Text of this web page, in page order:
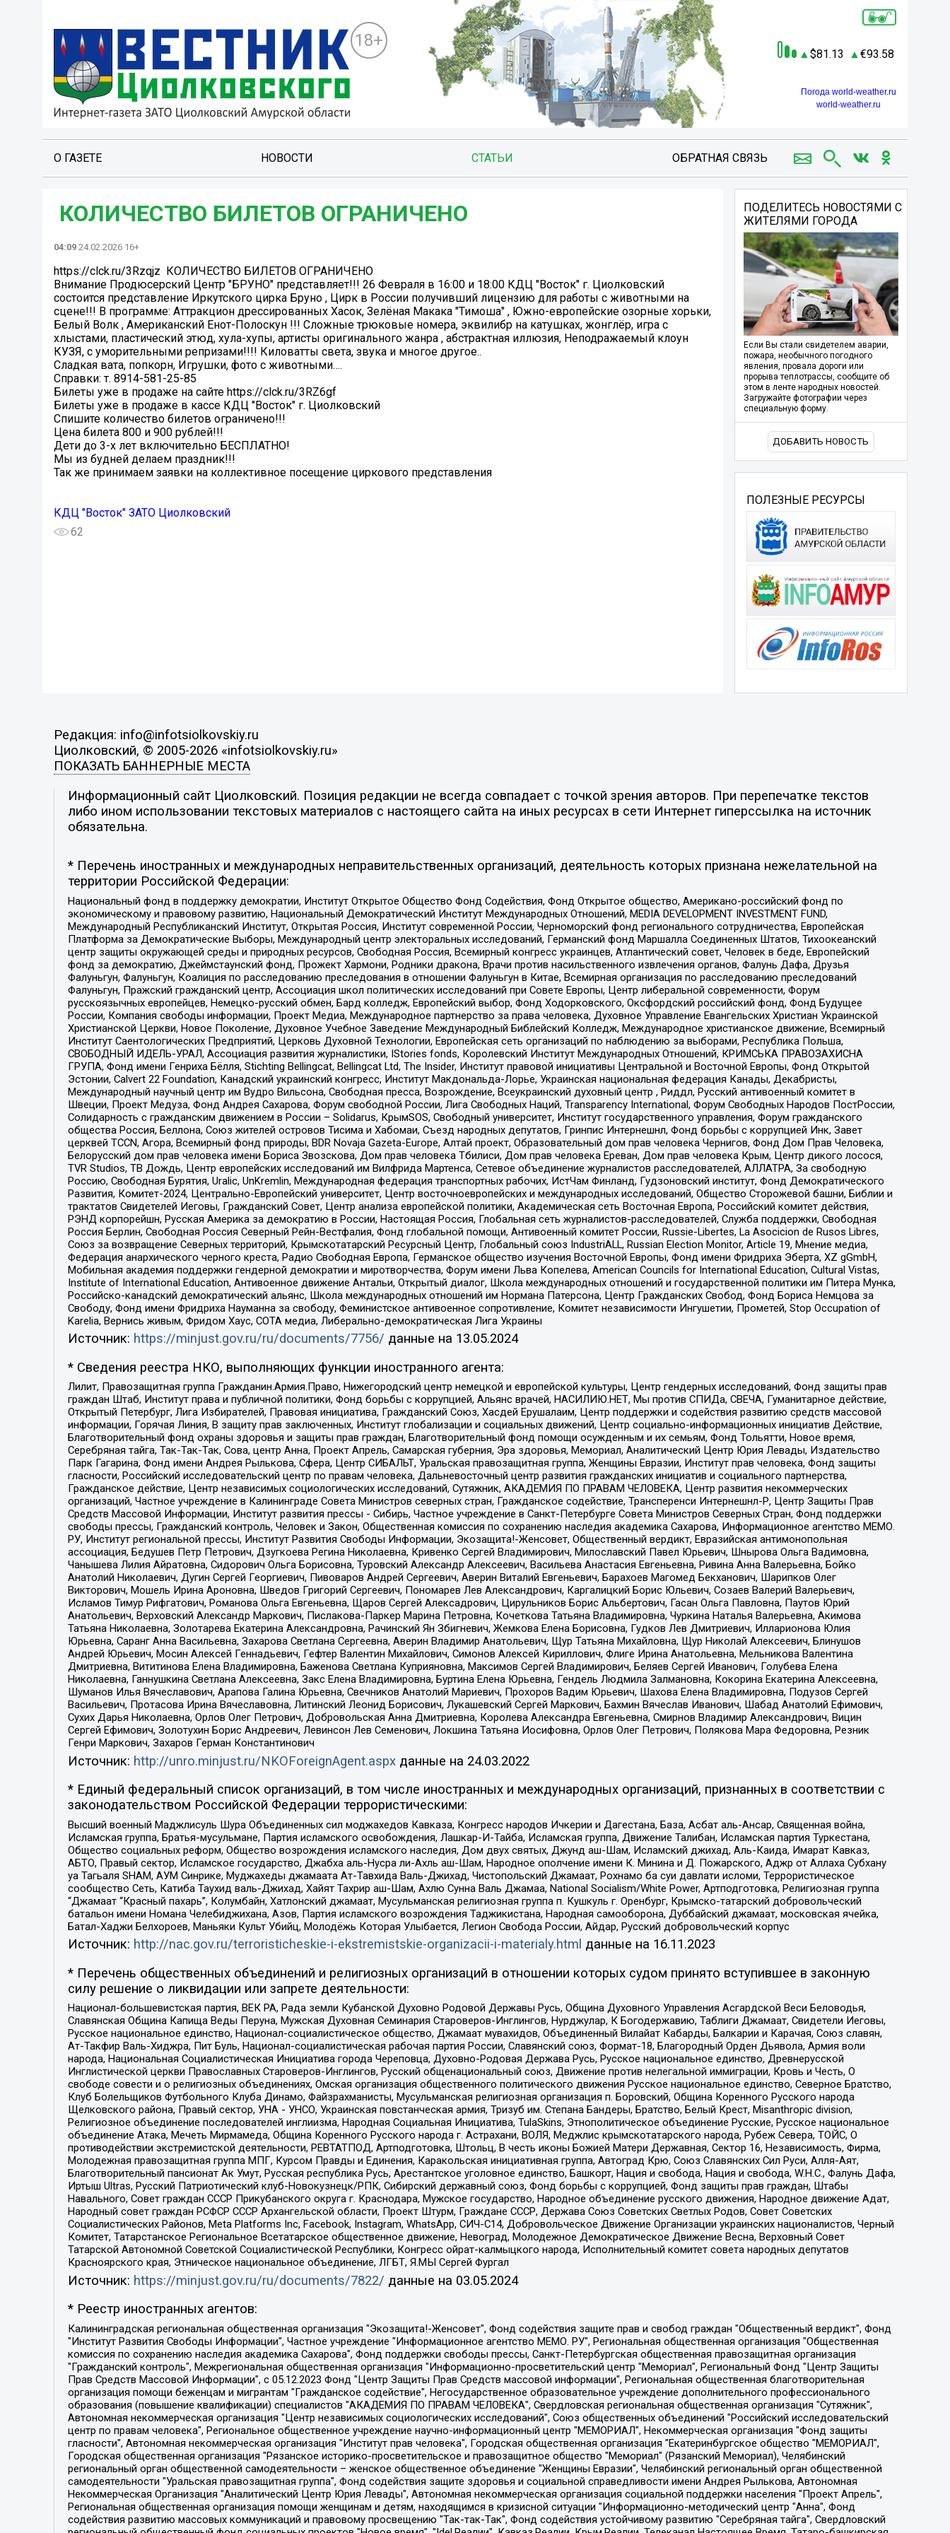
18+
81.13 93.58
Погода world-weather.ru
world-weather.ru
О ГАЗЕТЕ НОВОСТИ СТАТЬИ ОБРАТНАЯ СВЯЗЬ
️ КОЛИЧЕСТВО БИЛЕТОВ ОГРАНИЧЕНО️
04:09 24.02.2026 16+
https://clck.ru/3Rzqjz ️ КОЛИЧЕСТВО БИЛЕТОВ ОГРАНИЧЕНО️
Внимание Продюсерский Центр "БРУНО" представляет!!! 26 Февраля в 16:00 и 18:00 КДЦ "Восток" г. Циолковский
состоится представление Иркутского цирка Бруно , Цирк в России получивший лицензию для работы с животными на
сцене!!! В программе: Аттракцион дрессированных Хасок, Зелёная Макака "Тимоша" , Южно-европейские озорные хорьки,
Белый Волк , Американский Енот-Полоскун !!! Сложные трюковые номера, эквилибр на катушках, жонглёр, игра с
хлыстами, пластический этюд, хула-хупы, артисты оригинального жанра , абстрактная иллюзия, Неподражаемый клоун
КУЗЯ, с уморительными репризами!!!! Киловатты света, звука и многое другое..
Сладкая вата, попкорн, Игрушки, фото с животными….
Справки: т. 8914-581-25-85
Билеты уже в продаже на сайте https://clck.ru/3RZ6gf
Билеты уже в продаже в кассе КДЦ "Восток" г. Циолковский
Спишите количество билетов ограничено!!!
Цена билета 800 и 900 рублей!!!
Дети до 3-х лет включительно БЕСПЛАТНО!
Мы из будней делаем праздник!!!
️Так же принимаем заявки на коллективное посещение циркового представления️
КДЦ "Восток" ЗАТО Циолковский
62
ПОДЕЛИТЕСЬ НОВОСТЯМИ С
ЖИТЕЛЯМИ ГОРОДА
Если Вы стали свидетелем аварии,
пожара, необычного погодного
явления, провала дороги или
прорыва теплотрассы, сообщите об
этом в ленте народных новостей.
Загружайте фотографии через
специальную форму.
ДОБАВИТЬ НОВОСТЬ
ПОЛЕЗНЫЕ РЕСУРСЫ
Редакция: info@infotsiolkovskiy.ru
Циолковский, © 2005-2026 «infotsiolkovskiy.ru»
ПОКАЗАТЬ БАННЕРНЫЕ МЕСТА
Информационный сайт Циолковский. Позиция редакции не всегда совпадает с точкой зрения авторов. При перепечатке текстов
либо ином использовании текстовых материалов с настоящего сайта на иных ресурсах в сети Интернет гиперссылка на источник
обязательна.
* Перечень иностранных и международных неправительственных организаций, деятельность которых признана нежелательной на
территории Российской Федерации:
Национальный фонд в поддержку демократии, Институт Открытое Общество Фонд Содействия, Фонд Открытое общество, Американо-российский фонд по
экономическому и правовому развитию, Национальный Демократический Институт Международных Отношений, MEDIA DEVELOPMENT INVESTMENT FUND,
Международный Республиканский Институт, Открытая Россия, Институт современной России, Черноморский фонд регионального сотрудничества, Европейская
Платформа за Демократические Выборы, Международный центр электоральных исследований, Германский фонд Маршалла Соединенных Штатов, Тихоокеанский
центр защиты окружающей среды и природных ресурсов, Свободная Россия, Всемирный конгресс украинцев, Атлантический совет, Человек в беде, Европейский
фонд за демократию, Джеймстаунский фонд, Прожект Хармони, Родники дракона, Врачи против насильственного извлечения органов, Фалунь Дафа, Друзья
Фалуньгун, Фалуньгун, Коалиция по расследованию преследования в отношении Фалуньгун в Китае, Всемирная организация по расследованию преследований
Фалуньгун, Пражский гражданский центр, Ассоциация школ политических исследований при Совете Европы, Центр либеральной современности, Форум
русскоязычных европейцев, Немецко-русский обмен, Бард колледж, Европейский выбор, Фонд Ходорковского, Оксфордский российский фонд, Фонд Будущее
России, Компания свободы информации, Проект Медиа, Международное партнерство за права человека, Духовное Управление Евангельских Христиан Украинской
Христианской Церкви, Новое Поколение, Духовное Учебное Заведение Международный Библейский Колледж, Международное христианское движение, Всемирный
Институт Саентологических Предприятий, Церковь Духовной Технологии, Европейская сеть организаций по наблюдению за выборами, Республика Польша,
СВОБОДНЫЙ ИДЕЛЬ-УРАЛ, Ассоциация развития журналистики, IStories fonds, Королевский Институт Международных Отношений, КРИМСЬКА ПРАВОЗАХИСНА
ГРУПА, Фонд имени Генриха Бёлля, Stichting Bellingcat, Bellingcat Ltd, The Insider, Институт правовой инициативы Центральной и Восточной Европы, Фонд Открытой
Эстонии, Calvert 22 Foundation, Канадский украинский конгресс, Институт Макдональда-Лорье, Украинская национальная федерация Канады, Декабристы,
Международный научный центр им Вудро Вильсона, Свободная пресса, Возрождение, Всеукраинский духовный центр , Риддл, Русский антивоенный комитет в
Швеции, Проект Медуза, Фонд Андрея Сахарова, Форум свободной России, Лига Свободных Наций, Transparеncy International, Форум Свободных Народов ПостРоссии,
Солидарность с гражданским движением в России – Solidarus, КрымSOS, Свободный университет, Институт государственного управления, Форум гражданского
общества Россия, Беллона, Союз жителей островов Тисима и Хабомаи, Съезд народных депутатов, Гринпис Интернешнл, Фонд борьбы с коррупцией Инк, Завет
церквей TCCN, Агора, Всемирный фонд природы, BDR Novaja Gazeta-Europe, Алтай проект, Образовательный дом прав человека Чернигов, Фонд Дом Прав Человека,
Белорусский дом прав человека имени Бориса Звозскова, Дом прав человека Тбилиси, Дом прав человека Ереван, Дом прав человека Крым, Центр дикого лосося,
TVR Studios, ТВ Дождь, Центр европейских исследований им Вилфрида Мартенса, Сетевое объединение журналистов расследователей, АЛЛАТРА, За свободную
Россию, Свободная Бурятия, Uralic, UnKremlin, Международная федерация транспортных рабочих, ИстЧам Финланд, Гудзоновский институт, Фонд Демократического
Развития, Комитет-2024, Центрально-Европейский университет, Центр восточноевропейских и международных исследований, Общество Сторожевой башни, Библии и
трактатов Свидетелей Иеговы, Гражданский Совет, Центр анализа европейской политики, Академическая сеть Восточная Европа, Российский комитет действия,
РЭНД корпорейшн, Русская Америка за демократию в России, Настоящая Россия, Глобальная сеть журналистов-расследователей, Служба поддержки, Свободная
Россия Берлин, Свободная Россия Северный Рейн-Вестфалия, Фонд глобальной помощи, Антивоенный комитет России, Russie-Libertes, La Asocicion de Rusos Libres,
Союз за возвращение Северных территорий, Крымскотатарский Ресурсный Центр, Глобальный союз IndustriALL, Russian Election Monitor, Article 19, Мнение медиа,
Федерация анархического черного креста, Радио Свободная Европа, Германское общество изучения Восточной Европы, Фонд имени Фридриха Эберта, XZ gGmbH,
Мобильная академия поддержки гендерной демократии и миротворчества, Форум имени Льва Копелева, American Councils for International Education, Cultural Vistas,
Institute of International Education, Антивоенное движение Антальи, Открытый диалог, Школа международных отношений и государственной политики им Питера Мунка,
Российско-канадский демократический альянс, Школа международных отношений им Нормана Патерсона, Центр Гражданских Свобод, Фонд Бориса Немцова за
Свободу, Фонд имени Фридриха Науманна за свободу, Феминистское антивоенное сопротивление, Комитет независимости Ингушетии, Прометей, Stop Occupation of
Karelia, Вернись живым, Фридом Хаус, СОТА медиа, Либерально-демократическая Лига Украины
Источник: https://minjust.gov.ru/ru/documents/7756/ данные на 13.05.2024
* Сведения реестра НКО, выполняющих функции иностранного агента:
Лилит, Правозащитная группа Гражданин.Армия.Право, Нижегородский центр немецкой и европейской культуры, Центр гендерных исследований, Фонд защиты прав
граждан Штаб, Институт права и публичной политики, Фонд борьбы с коррупцией, Альянс врачей, НАСИЛИЮ.НЕТ, Мы против СПИДа, СВЕЧА, Гуманитарное действие,
Открытый Петербург, Лига Избирателей, Правовая инициатива, Гражданский Союз, Хасдей Ерушалаим, Центр поддержки и содействия развитию средств массовой
информации, Горячая Линия, В защиту прав заключенных, Институт глобализации и социальных движений, Центр социально-информационных инициатив Действие,
Благотворительный фонд охраны здоровья и защиты прав граждан, Благотворительный фонд помощи осужденным и их семьям, Фонд Тольятти, Новое время,
Серебряная тайга, Так-Так-Так, Сова, центр Анна, Проект Апрель, Самарская губерния, Эра здоровья, Мемориал, Аналитический Центр Юрия Левады, Издательство
Парк Гагарина, Фонд имени Андрея Рылькова, Сфера, Центр СИБАЛЬТ, Уральская правозащитная группа, Женщины Евразии, Институт прав человека, Фонд защиты
гласности, Российский исследовательский центр по правам человека, Дальневосточный центр развития гражданских инициатив и социального партнерства,
Гражданское действие, Центр независимых социологических исследований, Сутяжник, АКАДЕМИЯ ПО ПРАВАМ ЧЕЛОВЕКА, Центр развития некоммерческих
организаций, Частное учреждение в Калининграде Совета Министров северных стран, Гражданское содействие, Трансперенси Интернешнл-Р, Центр Защиты Прав
Средств Массовой Информации, Институт развития прессы - Сибирь, Частное учреждение в Санкт-Петербурге Совета Министров Северных Стран, Фонд поддержки
свободы прессы, Гражданский контроль, Человек и Закон, Общественная комиссия по сохранению наследия академика Сахарова, Информационное агентство МЕМО.
РУ, Институт региональной прессы, Институт Развития Свободы Информации, Экозащита!-Женсовет, Общественный вердикт, Евразийская антимонопольная
ассоциация, Бедушев Петр Петрович, Дзугкоева Регина Николаевна, Кривенко Сергей Владимирович, Милославский Павел Юрьевич, Шнырова Ольга Вадимовна,
Чанышева Лилия Айратовна, Сидорович Ольга Борисовна, Туровский Александр Алексеевич, Васильева Анастасия Евгеньевна, Ривина Анна Валерьевна, Бойко
Анатолий Николаевич, Дугин Сергей Георгиевич, Пивоваров Андрей Сергеевич, Аверин Виталий Евгеньевич, Барахоев Магомед Бекханович, Шарипков Олег
Викторович, Мошель Ирина Ароновна, Шведов Григорий Сергеевич, Пономарев Лев Александрович, Каргалицкий Борис Юльевич, Созаев Валерий Валерьевич,
Исламов Тимур Рифгатович, Романова Ольга Евгеньевна, Щаров Сергей Алексадрович, Цирульников Борис Альбертович, Гасан Ольга Павловна, Паутов Юрий
Анатольевич, Верховский Александр Маркович, Пислакова-Паркер Марина Петровна, Кочеткова Татьяна Владимировна, Чуркина Наталья Валерьевна, Акимова
Татьяна Николаевна, Золотарева Екатерина Александровна, Рачинский Ян Збигневич, Жемкова Елена Борисовна, Гудков Лев Дмитриевич, Илларионова Юлия
Юрьевна, Саранг Анна Васильевна, Захарова Светлана Сергеевна, Аверин Владимир Анатольевич, Щур Татьяна Михайловна, Щур Николай Алексеевич, Блинушов
Андрей Юрьевич, Мосин Алексей Геннадьевич, Гефтер Валентин Михайлович, Симонов Алексей Кириллович, Флиге Ирина Анатольевна, Мельникова Валентина
Дмитриевна, Вититинова Елена Владимировна, Баженова Светлана Куприяновна, Максимов Сергей Владимирович, Беляев Сергей Иванович, Голубева Елена
Николаевна, Ганнушкина Светлана Алексеевна, Закс Елена Владимировна, Буртина Елена Юрьевна, Гендель Людмила Залмановна, Кокорина Екатерина Алексеевна,
Шуманов Илья Вячеславович, Арапова Галина Юрьевна, Свечников Анатолий Мариевич, Прохоров Вадим Юрьевич, Шахова Елена Владимировна, Подузов Сергей
Васильевич, Протасова Ирина Вячеславовна, Литинский Леонид Борисович, Лукашевский Сергей Маркович, Бахмин Вячеслав Иванович, Шабад Анатолий Ефимович,
Сухих Дарья Николаевна, Орлов Олег Петрович, Добровольская Анна Дмитриевна, Королева Александра Евгеньевна, Смирнов Владимир Александрович, Вицин
Сергей Ефимович, Золотухин Борис Андреевич, Левинсон Лев Семенович, Локшина Татьяна Иосифовна, Орлов Олег Петрович, Полякова Мара Федоровна, Резник
Генри Маркович, Захаров Герман Константинович
Источник: http://unro.minjust.ru/NKOForeignAgent.aspxданные на 24.03.2022
* Единый федеральный список организаций, в том числе иностранных и международных организаций, признанных в соответствии с
законодательством Российской Федерации террористическими:
Высший военный Маджлисуль Шура Объединенных сил моджахедов Кавказа, Конгресс народов Ичкерии и Дагестана, База, Асбат аль-Ансар, Священная война,
Исламская группа, Братья-мусульмане, Партия исламского освобождения, Лашкар-И-Тайба, Исламская группа, Движение Талибан, Исламская партия Туркестана,
Общество социальных реформ, Общество возрождения исламского наследия, Дом двух святых, Джунд аш-Шам, Исламский джихад, Аль-Каида, Имарат Кавказ,
АБТО, Правый сектор, Исламское государство, Джабха аль-Нусра ли-Ахль аш-Шам, Народное ополчение имени К. Минина и Д. Пожарского, Аджр от Аллаха Субхану
уа Тагьаля SHAM, АУМ Синрике, Муджахеды джамаата Ат-Тавхида Валь-Джихад, Чистопольский Джамаат, Рохнамо ба суи давлати исломи, Террористическое
сообщество Сеть, Катиба Таухид валь-Джихад, Хайят Тахрир аш-Шам, Ахлю Сунна Валь Джамаа, National Socialism/White Power, Артподготовка, Религиозная группа
“Джамаат “Красный пахарь”, Колумбайн, Хатлонский джамаат, Мусульманская религиозная группа п. Кушкуль г. Оренбург, Крымско-татарский добровольческий
батальон имени Номана Челебиджихана, Азов, Партия исламского возрождения Таджикистана, Народная самооборона, Дуббайский джамаат, московская ячейка,
Батал-Хаджи Белхороев, Маньяки Культ Убийц, Молодёжь Которая Улыбается, Легион Свобода России, Айдар, Русский добровольческий корпус
Источник: http://nac.gov.ru/terroristicheskie-i-ekstremistskie-organizacii-i-materialy.html данные на 16.11.2023
* Перечень общественных объединений и религиозных организаций в отношении которых судом принято вступившее в законную
силу решение о ликвидации или запрете деятельности:
Национал-большевистская партия, ВЕК РА, Рада земли Кубанской Духовно Родовой Державы Русь, Община Духовного Управления Асгардской Веси Беловодья,
Славянская Община Капища Веды Перуна, Мужская Духовная Семинария Староверов-Инглингов, Нурджулар, К Богодержавию, Таблиги Джамаат, Свидетели Иеговы,
Русское национальное единство, Национал-социалистическое общество, Джамаат мувахидов, Объединенный Вилайат Кабарды, Балкарии и Карачая, Союз славян,
Ат-Такфир Валь-Хиджра, Пит Буль, Национал-социалистическая рабочая партия России, Славянский союз, Формат-18, Благородный Орден Дьявола, Армия воли
народа, Национальная Социалистическая Инициатива города Череповца, Духовно-Родовая Держава Русь, Русское национальное единство, Древнерусской
Инглистической церкви Православных Староверов-Инглингов, Русский общенациональный союз, Движение против нелегальной иммиграции, Кровь и Честь, О
свободе совести и о религиозных объединениях, Омская организация общественного политического движения Русское национальное единство, Северное Братство,
Клуб Болельщиков Футбольного Клуба Динамо, Файзрахманисты, Мусульманская религиозная организация п. Боровский, Община Коренного Русского народа
Щелковского района, Правый сектор, УНА - УНСО, Украинская повстанческая армия, Тризуб им. Степана Бандеры, Братство, Белый Крест, Misanthropic division,
Религиозное объединение последователей инглиизма, Народная Социальная Инициатива, TulaSkins, Этнополитическое объединение Русские, Русское национальное
объединение Атака, Мечеть Мирмамеда, Община Коренного Русского народа г. Астрахани, ВОЛЯ, Меджлис крымскотатарского народа, Рубеж Севера, ТОЙС, О
противодействии экстремистской деятельности, РЕВТАТПОД, Артподготовка, Штольц, В честь иконы Божией Матери Державная, Сектор 16, Независимость, Фирма,
Молодежная правозащитная группа МПГ, Курсом Правды и Единения, Каракольская инициативная группа, Автоград Крю, Союз Славянских Сил Руси, Алля-Аят,
Благотворительный пансионат Ак Умут, Русская республика Русь, Арестантское уголовное единство, Башкорт, Нация и свобода, Нация и свобода, W.H.С., Фалунь Дафа,
Иртыш Ultras, Русский Патриотический клуб-Новокузнецк/РПК, Сибирский державный союз, Фонд борьбы с коррупцией, Фонд защиты прав граждан, Штабы
Навального, Совет граждан СССР Прикубанского округа г. Краснодара, Мужское государство, Народное объединение русского движения, Народное движение Адат,
Народный совет граждан РСФСР СССР Архангельской области, Проект Штурм, Граждане СССР, Держава Союз Советских Светлых Родов, Совет Советских
Социалистических Районов, Meta Platforms Inc, Facebook, Instagram, WhatsApp, СИЧ-С14, Добровольческое Движение Организации украинских националистов, Черный
Комитет, Татарстанское Региональное Всетатарское общественное движение, Невоград, Молодежное Демократическое Движение Весна, Верховный Совет
Татарской Автономной Советской Социалистической Республики, Конгресс ойрат-калмыцкого народа, Исполнительный комитет совета народных депутатов
Красноярского края, Этническое национальное объединение, ЛГБТ, Я.МЫ Сергей Фургал
Источник: https://minjust.gov.ru/ru/documents/7822/ данные на 03.05.2024
* Реестр иностранных агентов:
Калининградская региональная общественная организация "Экозащита!-Женсовет", Фонд содействия защите прав и свобод граждан "Общественный вердикт", Фонд "Институт Развития Свободы Информации", Частное учреждение "Информационное агентство МЕМО. РУ", Региональная общественная организация "Общественная комиссия по сохранению наследия академика Сахарова", Фонд поддержки свободы прессы, Санкт-Петербургская общественная правозащитная организация "Гражданский контроль", Межрегиональная общественная организация "Информационно-просветительский центр "Мемориал", Региональный Фонд "Центр Защиты Прав Средств Массовой Информации", с 05.12.2023 Фонд "Центр Защиты Прав Средств массовой информации", Региональная общественная благотворительная организация помощи беженцам и мигрантам "Гражданское содействие", Негосударственное образовательное учреждение дополнительного профессионального образования (повышение квалификации) специалистов "АКАДЕМИЯ ПО ПРАВАМ ЧЕЛОВЕКА", Свердловская региональная общественная организация "Сутяжник", Автономная некоммерческая организация "Центр независимых социологических исследований", Союз общественных объединений "Российский исследовательский центр по правам человека", Региональное общественное учреждение научно-информационный центр "МЕМОРИАЛ", Некоммерческая организация "Фонд защиты гласности", Автономная некоммерческая организация "Институт прав человека", Городская общественная организация "Екатеринбургское общество "МЕМОРИАЛ", Городская общественная организация "Рязанское историко-просветительское и правозащитное общество "Мемориал" (Рязанский Мемориал), Челябинский региональный орган общественной самодеятельности – женское общественное объединение "Женщины Евразии", Челябинский региональный орган общественной самодеятельности "Уральская правозащитная группа", Фонд содействия защите здоровья и социальной справедливости имени Андрея Рылькова, Автономная Некоммерческая Организация "Аналитический Центр Юрия Левады", Автономная некоммерческая организация социальной поддержки населения "Проект Апрель", Региональная общественная организация помощи женщинам и детям, находящимся в кризисной ситуации "Информационно-методический центр "Анна", Фонд содействия развитию массовых коммуникаций и правовому просвещению "Так-так-Так", Фонд содействия устойчивому развитию "Серебряная тайга", Свердловский региональный общественный фонд социальных проектов "Новое время", "Idel.Реалии", Кавказ.Реалии, Крым.Реалии, Телеканал Настоящее Время, Татаро-башкирская служба Радио Свобода (Azatliq Radiosi), Радио Свободная Европа/Радио Свобода (PCE/PC), "Сибирь.Реалии", "Фактограф", Благотворительный фонд помощи осужденным и их семьям, Автономная некоммерческая организация "Институт глобализации и социальных движений", Фонд "В защиту прав заключенных", Частное учреждение "Центр поддержки и содействия развитию средств массовой информации", Пензенский региональный общественный благотворительный фонд "Гражданский союз", "Север.Реалии", Некоммерческая организация Фонд "Правовая инициатива", Общество с ограниченной ответственностью "Радио Свободная Европа/Радио Свобода", Чешское информационное агентство "MEDIUM-ORIENT", Красноярская региональная общественная организация "Мы против СПИДа", Камалягин Денис Николаевич, Маркелов Сергей Евгеньевич, Пономарев Лев Александрович, Савицкая Людмила Алексеевна, Автономная некоммерческая организация "Центр по работе с проблемой насилия "НАСИЛИЮ.НЕТ", Межрегиональный профессиональный союз работников здравоохранения "Альянс врачей", Юридическое лицо, зарегистрированное в Латвийской Республике, SIA "Medusa Project" (регистрационный номер 40103797863, дата регистрации 10.06.2014), Некоммерческая организация "Фонд по борьбе с коррупцией", Автономная некоммерческая организация "Институт права и публичной политики", Баданин Роман Сергеевич, Гликин Максим Александрович, Железнова Мария Михайловна, Лукьянова Юлия Сергеевна, Маетная Елизавета Витальевна, Маняхин Петр Борисович, Чуракова Ольга Владимировна, Ярош Юлия Петровна, Юридическое лицо "The Insider SIA", зарегистрированное в Риге, Латвийская Республика (дата регистрации 26.06.2015), являющееся администратором доменного имени интернет-издания "The Insider SIA", https://theins.ru, Постернак Алексей Евгеньевич, Рубин Михаил Аркадьевич, Анин Роман Александрович, Юридическое лицо Istories fonds, зарегистрированное в Латвийской Республике (регистрационный номер 50008295751, дата регистрации 24.02.2020), Великовский Дмитрий Александрович, Долинина Ирина Николаевна, Мароховская Алеся Алексеевна, Шлейнов Роман Юрьевич, Шмагун Олеся Валентиновна, Общество с ограниченной ответственностью "Альтаир 2021", Общество с ограниченной ответственностью "Вега 2021", Общество с ограниченной ответственностью "Главный редактор 2021", Общество с ограниченной ответственностью "Ромашки монолит", Важенков Артем Валерьевич, Ивановская областная общественная организация "Центр гендерных исследований", Гурман Юрий Альбертович, Медиапроект "ОВД-Инфо", Егоров Владимир Владимирович, Жилинский Владимир Александрович, Общество с ограниченной ответственностью "ЗП", Иванова София Юрьевна, Карезина Инна Павловна, Кильтау Екатерина Викторовна, Петров Алексей Викторович, Пискунов Сергей Евгеньевич, Смирнов Сергей Сергеевич, Тихонов Михаил Сергеевич, Общество с ограниченной ответственностью "ЖУРНАЛИСТ-ИНОСТРАННЫЙ АГЕНТ", Арапова Галина Юрьевна, Вольтская Татьяна Анатольевна, Американская компания "Mason G.E.S. Anonymous Foundation" (США), являющаяся владельцем интернет-издания https://mnews.world/, Компания "Stichting Bellingcat", зарегистрированная в Нидерландах (дата регистрации 11.07.2018), Захаров Андрей Вячеславович, Клепиковская Екатерина Дмитриевна, Общество с ограниченной ответственностью "МЕМО", Перл Роман Александрович, Симонов Евгений Алексеевич, Соловьева Елена Анатольевна, Сотников Даниил Владимирович, Сурначева Елизавета Дмитриевна, Автономная некоммерческая организация по защите прав человека и информированию населения "Якутия – Наше Мнение", Общество с ограниченной ответственностью "Москоу диджитал медиа", с 26.01.2023 Общество с ограниченной ответственностью "Чайка Белые сады", Ветошкина Валерия Валерьевна, Заговора Максим Александрович, Межрегиональное общественное движение "Российская ЛГБТ - сеть", Оленичев Максим Владимирович, Павлов Иван Юрьевич, Скворцова Елена Сергеевна, Общество с ограниченной ответственностью "Как бы инагент", Кочетков Игорь Викторович, Общество с ограниченной ответственностью "Честные выборы", Еланчик Олег Александрович, Общество с ограниченной ответственностью "Нобелевский призыв", Гималова Регина Эмилевна, Григорьев Андрей Валерьевич, Григорьева Алина Александровна, Ассоциация по содействию защите прав призывников, альтернативнослужащих и военнослужащих "Правозащитная группа "Гражданин.Армия.Право", Хисамова Регина Фаритовна, Автономная некоммерческая организация по реализации социально-правовых программ "Лилит", Дальневосточное общественное движение "Маяк", Санкт-Петербургская ЛГБТ-инициативная группа "Выход", Инициативная группа ЛГБТ+ "Реверс", Алексеев Андрей Викторович, Бекбулатова Таисия Львовна, Беляев Иван Михайлович, Владыкина Елена Сергеевна, Гельман Марат Александрович, Никульшина Вероника Юрьевна, Толоконникова Надежда Андреевна, Шендерович Виктор Анатольевич, Общество с ограниченной ответственностью "Данное сообщение", Общество с ограниченной ответственностью Издательский дом "Новая глава", Айнбиндер Александра Александровна, Московский комьюнити-центр для ЛГБТ+инициатив, Благотворительный фонд развития филантропии, Deutsche Welle (Германия, Kurt-Schumacher-Strasse 3, 53113 Bonn), Борзунова Мария Михайловна, Воробьев Виктор Викторович, Голубева Анна Львовна, Константинова Алла Михайловна, Малкова Ирина Владимировна, Мурадов Мурад Абдулгалимович, Осетинская Елизавета Николаевна, Понасенков Евгений Николаевич, Ганапольский Матвей Юрьевич, Киселев Евгений Алексеевич, Борухович Ирина Григорьевна, Дремин Иван Тимофеевич, Дубровский Дмитрий Викторович, Красноярская региональная общественная организация поддержки и развития альтернативных образовательных технологий и межкультурных коммуникаций "ИНТЕРРА", Маяковская Екатерина Алексеевна, Фейгин Марк Захарович, Филимонов Андрей Викторович, Дзугкоева Регина Николаевна, Доброхотов Роман Александрович, Дудь Юрий Александрович, Елкин Сергей Владимирович, Кругликов Кирилл Игоревич, Сабунаева Мария Леонидовна, Семенов Алексей Владимирович, Шаинян Карен Багратович, Шульман Екатерина Михайловна, Асафьев Артур Валерьевич, Вахштайн Виктор Семенович, Венедиктов Алексей Алексеевич, Лушникова Екатерина Евгеньевна, Волков Леонид Михайлович, Невзоров Александр Глебович, Пархоменко Сергей Борисович, Сироткин Ярослав Николаевич, Кара-Мурза Владимир Владимирович, Баранова Наталья Владимировна, Гозман Леонид Яковлевич, Кагарлицкий Борис Юльевич, Климарев Михаил Валерьевич, Милов Владимир Станиславович, Автономная некоммерческая организация Краснодарский центр современного искусства "Типография", Моргенштерн Алишер Тагирович, Соболь Любовь Эдуардовна, Общество с ограниченной ответственностью "ЛИЗА НОРМ", Каспаров Гарри Кимович, Ходорковский Михаил Борисович, Общество с ограниченной ответственностью "Апрельские тезисы", Данилович Ирина Брониславовна, Кашин Олег Владимирович, Петров Николай Владимирович, Пивоваров Алексей Владимирович, Соколов Михаил Владимирович, Цветкова Юлия Владимировна, Чичваркин Евгений Александрович, Комитет против пыток/Команда против пыток, Общество с ограниченной ответственностью "Первый научный", Общество с ограниченной ответственностью "Вертолет и ко", Белоцерковская Вероника Борисовна, Кац Максим Евгеньевич, Лазарева Татьяна Юрьевна, Шаведдинов Руслан Табризович, Яшин Илья Валерьевич, Общество с ограниченной ответственностью "Иноагент ААВ", Алешковский Дмитрий Петрович, Альбац Евгения Марковна, Быков Дмитрий Львович, Галямина Юлия Евгеньевна, Лойко Сергей Леонидович, Мартынов Кирилл Константинович, Медведев Сергей Александрович, Крашенинников Федор Геннадиевич, Гордеева Катерина Вл